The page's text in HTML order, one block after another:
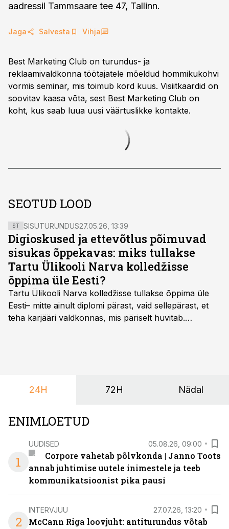
aadressil Tammsaare tee 47, Tallinn.
Jaga Salvesta Vihja
Best Marketing Club on turundus- ja
reklaamivaldkonna töötajatele mõeldud hommikukohvi
vormis seminar, mis toimub kord kuus. Visiitkaardid on
soovitav kaasa võta, sest Best Marketing Club on
koht, kus saab luua uusi väärtuslikke kontakte.
SEOTUD LOOD
ST SISUTURUNDUS27.05.26, 13:39
Digioskused ja ettevõtlus põimuvad
sisukas õppekavas: miks tullakse
Tartu Ülikooli Narva kolledžisse
õppima üle Eesti?
Tartu Ülikooli Narva kolledžisse tullakse õppima üle
Eesti– mitte ainult diplomi pärast, vaid sellepärast, et
teha karjääri valdkonnas, mis päriselt huvitab.
24H 72H Nädal
ENIMLOETUD
1
UUDISED 05.08.26, 09:00
Corpore vahetab põlvkonda | Janno Toots
annab juhtimise uutele inimestele ja teeb
kommunikatsioonist pika pausi
2
INTERVJUU 27.07.26, 13:20
McCann Riga loovjuht: antiturundus võtab